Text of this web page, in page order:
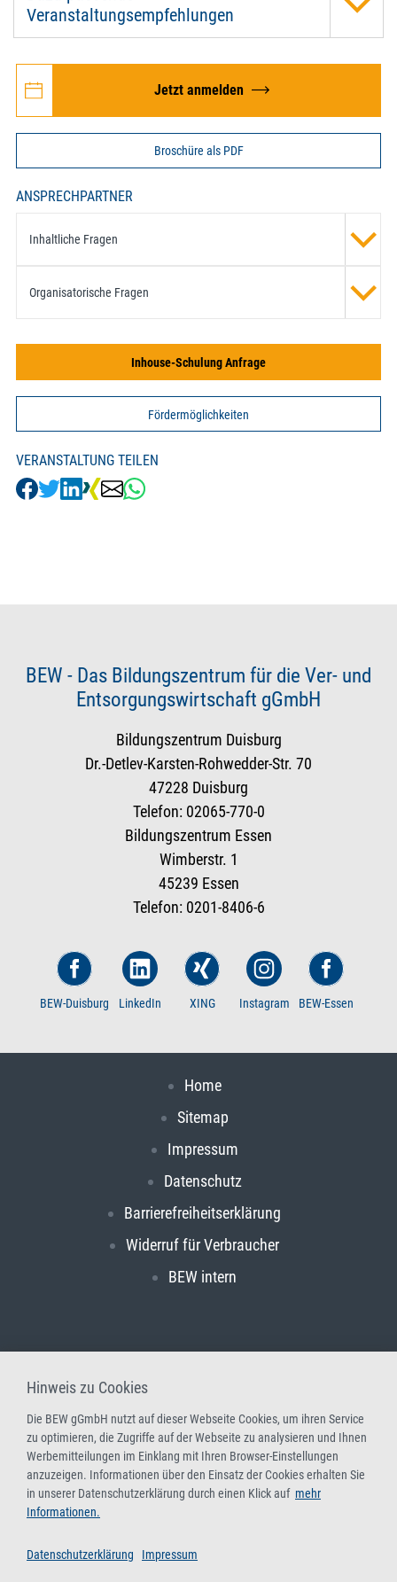
Veranstaltungsempfehlungen
Jetzt anmelden
Broschüre als PDF
ANSPRECHPARTNER
Inhaltliche Fragen
Organisatorische Fragen
Inhouse-Schulung Anfrage
Fördermöglichkeiten
VERANSTALTUNG TEILEN
BEW - Das Bildungszentrum für die Ver- und
Entsorgungswirtschaft gGmbH
Bildungszentrum Duisburg
Dr.-Detlev-Karsten-Rohwedder-Str. 70
47228 Duisburg
Telefon: 02065-770-0
Bildungszentrum Essen
Wimberstr. 1
45239 Essen
Telefon: 0201-8406-6
BEW-Duisburg LinkedIn XING Instagram BEW-Essen
Home
Sitemap
Impressum
Datenschutz
Barrierefreiheitserklärung
Widerruf für Verbraucher
BEW intern
Hinweis zu Cookies
Die BEW gGmbH nutzt auf dieser Webseite Cookies, um ihren Service
zu optimieren, die Zugriffe auf der Webseite zu analysieren und Ihnen
Werbemitteilungen im Einklang mit Ihren Browser-Einstellungen
anzuzeigen. Informationen über den Einsatz der Cookies erhalten Sie
in unserer Datenschutzerklärung durch einen Klick auf mehr
Informationen.
Datenschutzerklärung Impressum